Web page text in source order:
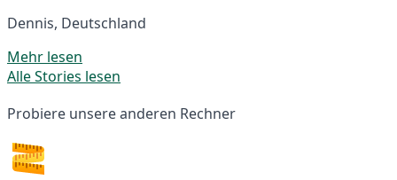
Dennis, Deutschland
Mehr lesen
Alle Stories lesen
Probiere unsere anderen Rechner